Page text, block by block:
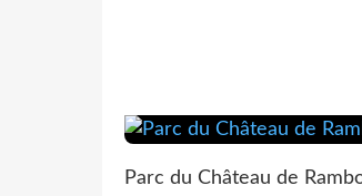
Parc du Château de